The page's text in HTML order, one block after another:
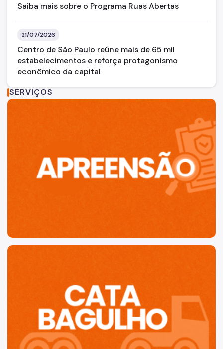
Saiba mais sobre o Programa Ruas Abertas
21/07/2026
Centro de São Paulo reúne mais de 65 mil
estabelecimentos e reforça protagonismo
econômico da capital
SERVIÇOS